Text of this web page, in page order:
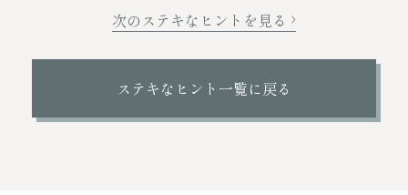
次のステキなヒントを見る
ステキなヒント一覧に戻る